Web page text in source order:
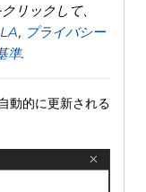
リックして、
, プライバシー
準.
動的に更新される